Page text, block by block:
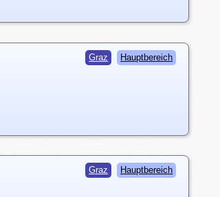
Graz Hauptbereich
Graz Hauptbereich